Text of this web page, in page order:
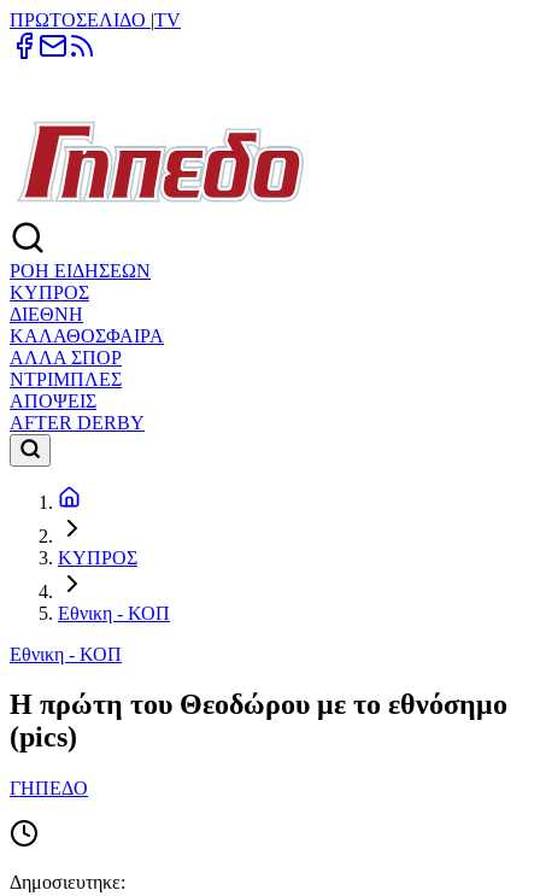
ΠΡΩΤΟΣΕΛΙΔΟ |TV
ΡΟΗ ΕΙΔΗΣΕΩΝ
ΚΥΠΡΟΣ
ΔΙΕΘΝΗ
ΚΑΛΑΘΟΣΦΑΙΡΑ
ΑΛΛΑ ΣΠΟΡ
ΝΤΡΙΜΠΛΕΣ
ΑΠΟΨΕΙΣ
AFTER DERBY
ΚΥΠΡΟΣ
Εθνικη - ΚΟΠ
Εθνικη - ΚΟΠ
Η πρώτη του Θεοδώρου με το εθνόσημο
(pics)
ΓΗΠΕΔΟ
Δημοσιευτηκε: